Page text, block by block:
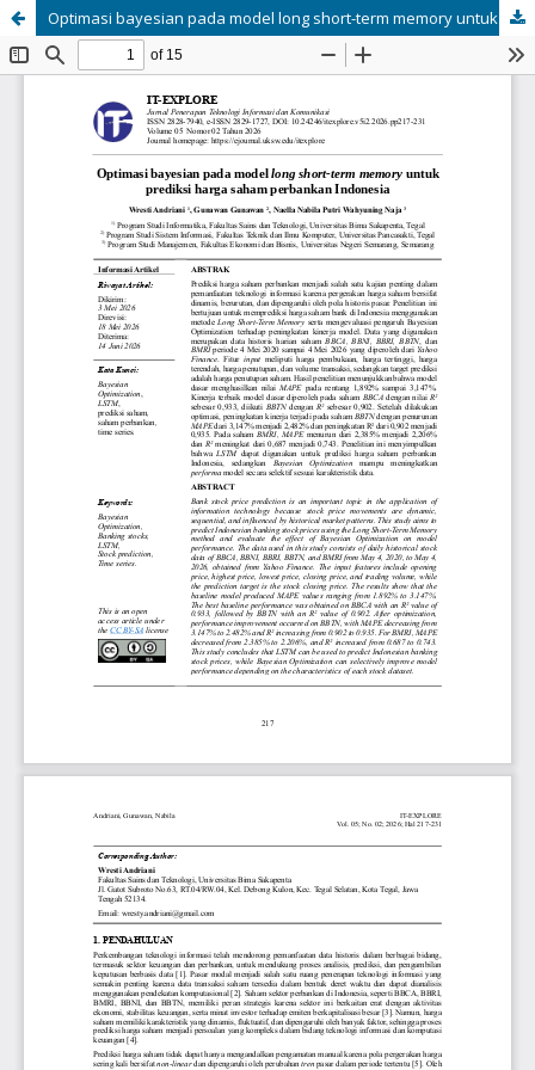
Optimasi bayesian pada model long short-term memory untuk prediksi harga saham perbankan Indonesia